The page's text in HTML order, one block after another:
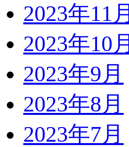
2023年11月
2023年10月
2023年9月
2023年8月
2023年7月